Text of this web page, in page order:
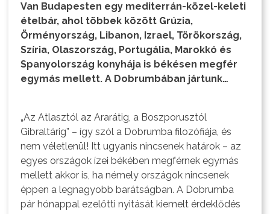
Van Budapesten egy mediterrán-közel-keleti
ételbár, ahol többek között Grúzia,
Örményország, Libanon, Izrael, Törökország,
Szíria, Olaszország, Portugália, Marokkó és
Spanyolország konyhája is békésen megfér
egymás mellett. A Dobrumbában jártunk…
„Az Atlasztól az Ararátig, a Boszporusztól
Gibraltárig” – így szól a Dobrumba filozófiája, és
nem véletlenül! Itt ugyanis nincsenek határok – az
egyes országok ízei békében megférnek egymás
mellett akkor is, ha némely országok nincsenek
éppen a legnagyobb barátságban. A Dobrumba
pár hónappal ezelőtti nyitását kiemelt érdeklődés